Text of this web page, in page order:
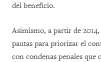
del beneficio.
Asimismo, a partir de
pautas para priorizar el
con condenas penales que